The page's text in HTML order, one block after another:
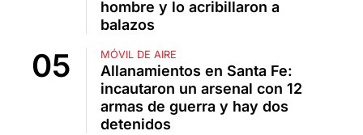
hombre y lo acribillaron a
balazos
MÓVIL DE AIRE
Allanamientos en Santa Fe:
incautaron un arsenal con 12
armas de guerra y hay dos
detenidos